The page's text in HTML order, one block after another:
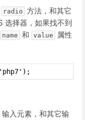
radio 方法，和其它
选择器，如果找不到
name 和 value
属性
输入元素，和其它输